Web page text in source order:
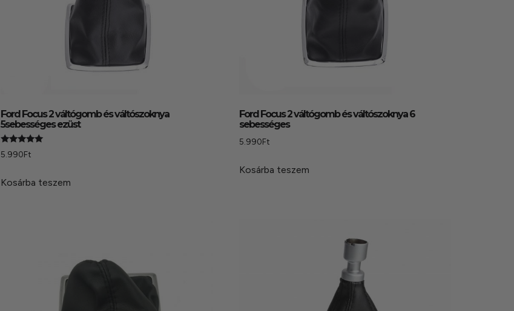
Ford Focus 2 váltógomb és váltószoknya
5sebességes ezüst
Értékelés:
4.93
5.990Ft
Kosárba teszem
Ford Focus 2 váltógomb és váltószoknya 6
sebességes
5.990Ft
Kosárba teszem